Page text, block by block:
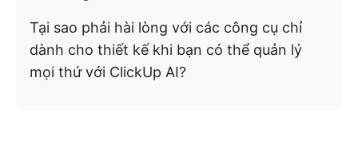
Tại sao phải hài lòng với các công cụ chỉ
dành cho thiết kế khi bạn có thể quản lý
mọi thứ với ClickUp AI?